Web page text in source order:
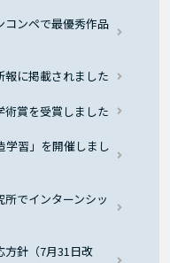
コンペで最優秀作品
に掲載されました
賞を受賞しました
学習」を開催しまし
でインターンシッ
方針（7月31日改